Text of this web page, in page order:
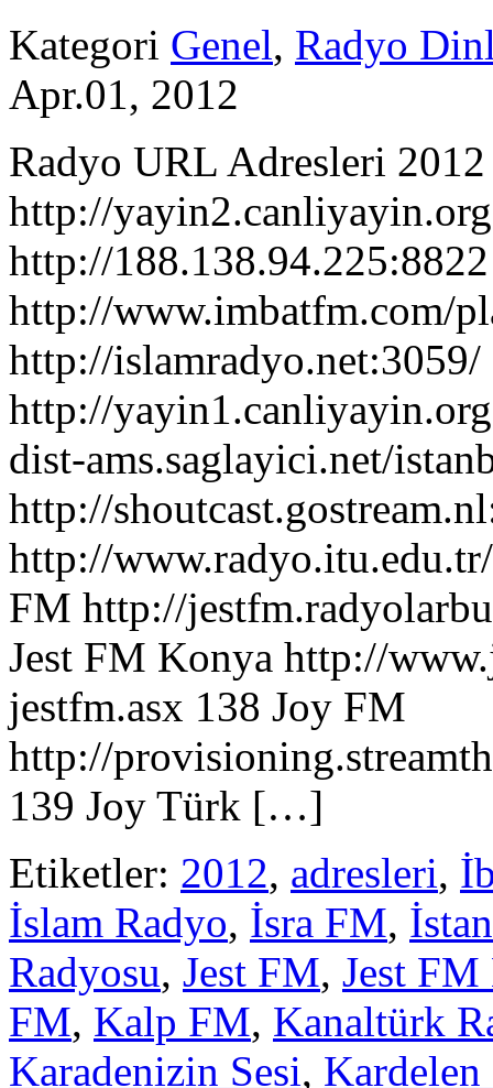
Kategori Genel, Radyo
Apr.01, 2012
Radyo URL Adresleri
http://
http://
http://www.imbatfm.com/
http://
http://
dist-ams.saglayici.net/
http://
http://
FM http://
Jest FM Konya http://
jestfm.asx 138 Joy FM
http://
139 Joy Türk […]
Etiketler: 2012, adresleri,
İslam Radyo, İsra FM,
Radyosu, Jest FM, Jest
FM, Kalp FM, Kanaltürk
Karadenizin Sesi,